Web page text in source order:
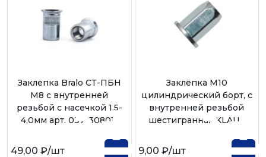
Заклепка Bralo СТ-ПБН
М8 с внутренней
резьбой с насечкой 1,5-
4,0мм арт. 0371308011
49,00 ₽/шт
Заклёпка М10
цилиндрический борт, с
внутренней резьбой
шестигранная KLAUE
9,00 ₽/шт